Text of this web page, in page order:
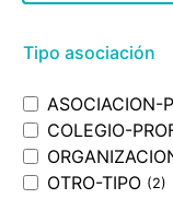
Tipo asociación
ASOCIACION-
COLEGIO-
OTRO-TIPO (2)